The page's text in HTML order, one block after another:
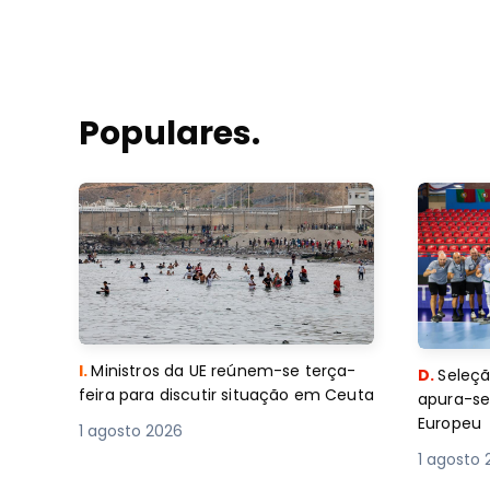
Populares.
I.Ministros da UE reúnem-se terça-
feira para discutir situação em Ceuta
1 agosto 2026
D.
apura-
Europeu
1 agosto